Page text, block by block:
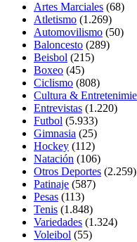
Artes Marciales (68)
Atletismo (1.269)
Automovilismo (50)
Baloncesto (289)
Beisbol (215)
Boxeo (45)
Ciclismo (808)
Cultura &
Entrevistas (1.220)
Futbol (5.933)
Gimnasia (25)
Hockey (112)
Natación (106)
Otros Deportes (2.259)
Patinaje (587)
Pesas (113)
Tenis (1.848)
Variedades (1.324)
Voleibol (55)